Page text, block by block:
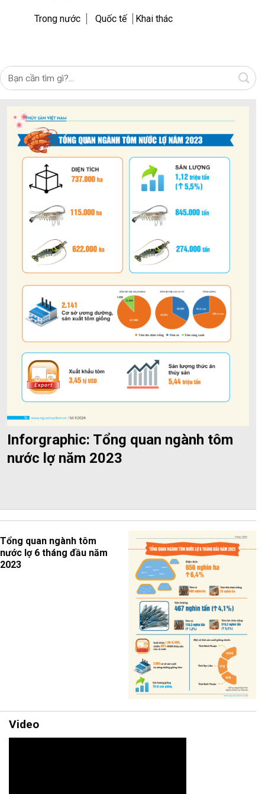
Trong nước Quốc tế Khai thác
Inforgraphic: Tổng quan ngành tôm
nước lợ năm 2023
Tổng quan ngành tôm
nước lợ 6 tháng đầu năm
2023
Video